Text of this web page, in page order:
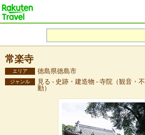
常楽寺
エリア 徳島県徳島市
ジャンル
見る - 史跡・建造物 - 寺院（観音・不
動）